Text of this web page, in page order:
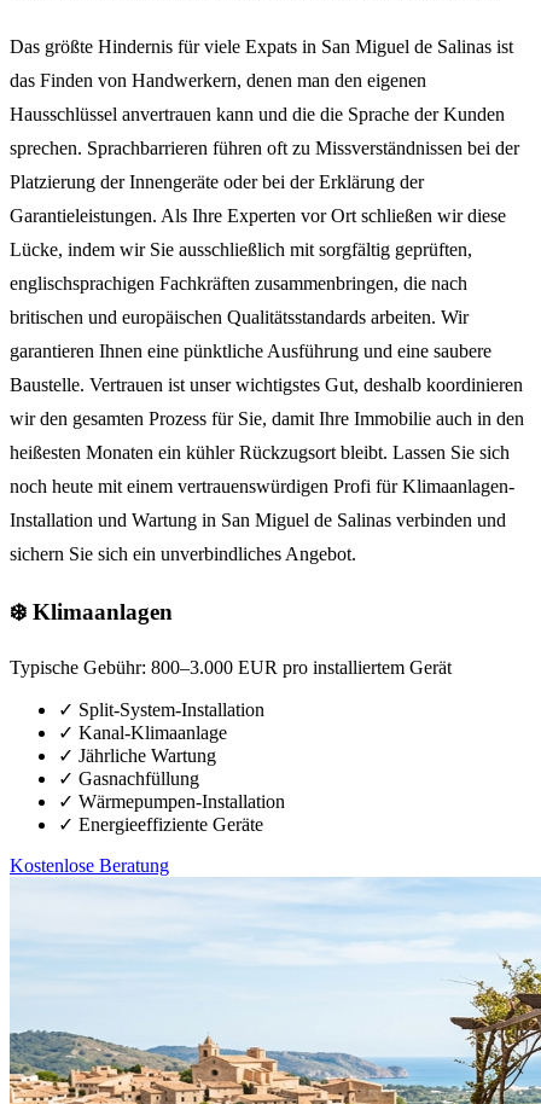
Das größte Hindernis für viele Expats in San Miguel de Salinas ist
das Finden von Handwerkern, denen man den eigenen
Hausschlüssel anvertrauen kann und die die Sprache der Kunden
sprechen. Sprachbarrieren führen oft zu Missverständnissen bei der
Platzierung der Innengeräte oder bei der Erklärung der
Garantieleistungen. Als Ihre Experten vor Ort schließen wir diese
Lücke, indem wir Sie ausschließlich mit sorgfältig geprüften,
englischsprachigen Fachkräften zusammenbringen, die nach
britischen und europäischen Qualitätsstandards arbeiten. Wir
garantieren Ihnen eine pünktliche Ausführung und eine saubere
Baustelle. Vertrauen ist unser wichtigstes Gut, deshalb koordinieren
wir den gesamten Prozess für Sie, damit Ihre Immobilie auch in den
heißesten Monaten ein kühler Rückzugsort bleibt. Lassen Sie sich
noch heute mit einem vertrauenswürdigen Profi für Klimaanlagen-
Installation und Wartung in San Miguel de Salinas verbinden und
sichern Sie sich ein unverbindliches Angebot.
❄️ Klimaanlagen
Typische Gebühr: 800–3.000 EUR pro installiertem Gerät
✓ Split-System-Installation
✓ Kanal-Klimaanlage
✓ Jährliche Wartung
✓ Gasnachfüllung
✓ Wärmepumpen-Installation
✓ Energieeffiziente Geräte
Kostenlose Beratung